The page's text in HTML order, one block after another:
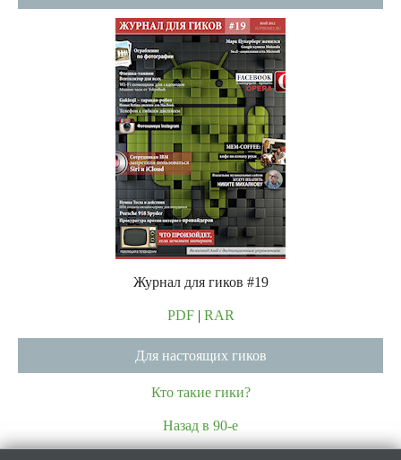
Журнал для гиков #19
PDF| RAR
Для настоящих гиков
Кто такие гики?
Назад в 90-е